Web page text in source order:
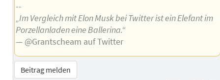
--
„Im Vergleich mit Elon Musk bei Twitter ist ein Elefant im
Porzellanladen eine Ballerina.“
— @Grantscheam auf Twitter
Beitrag melden